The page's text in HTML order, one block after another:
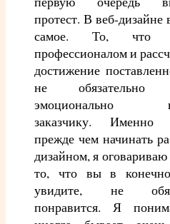
протест. В веб-дизайне
самое. То, что
профессионалом и
достижение
не обязательно
эмоционально
заказчику. Именно
прежде чем начинать
дизайном, я
то, что вы в
увидите, не
понравится. Я